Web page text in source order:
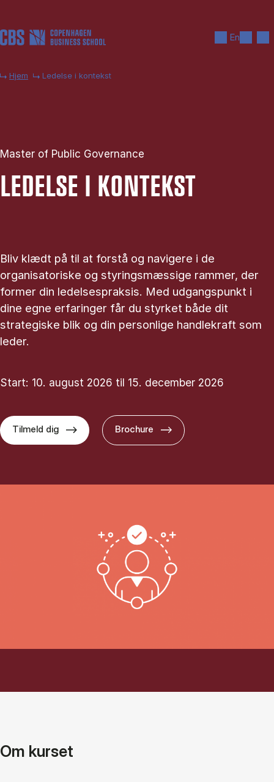
En
Hjem Ledelse i kontekst
Master of Public Governance
LE­DEL­SE I KON­TEKST
Bliv klædt på til at forstå og navigere i de
organisatoriske og styringsmæssige rammer, der
former din ledelsespraksis. Med udgangspunkt i
dine egne erfaringer får du styrket både dit
strategiske blik og din personlige handlekraft som
leder.
Start: 10. august 2026 til 15. december 2026
Tilmeld dig Brochure
Om kurset